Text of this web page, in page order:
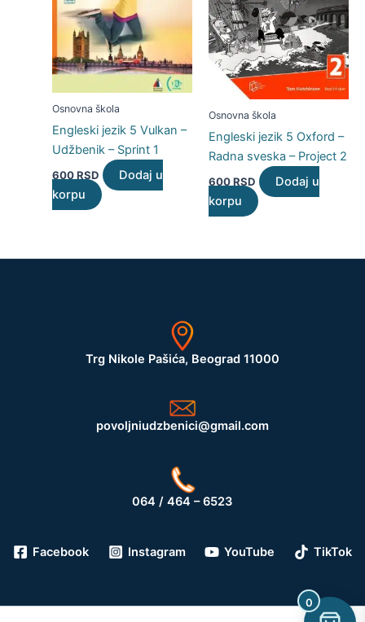
Osnovna škola
Engleski jezik 5 Vulkan –
Udžbenik – Sprint 1
600RSD
Dodaj u
korpu
Osnovna škola
Engleski jezik 5 Oxford –
Radna sveska – Project 2
600RSD
Dodaj u
korpu
Trg Nikole Pašića, Beograd 11000
povoljniudzbenici@gmail.com
064 / 464 – 6523
Facebook Instagram YouTube TikTok
0